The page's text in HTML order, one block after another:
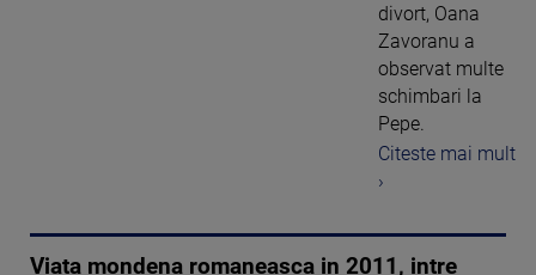
divort, Oana
Zavoranu a
observat multe
schimbari la
Pepe.
Citeste mai mult
›
Viata mondena romaneasca in 2011, intre